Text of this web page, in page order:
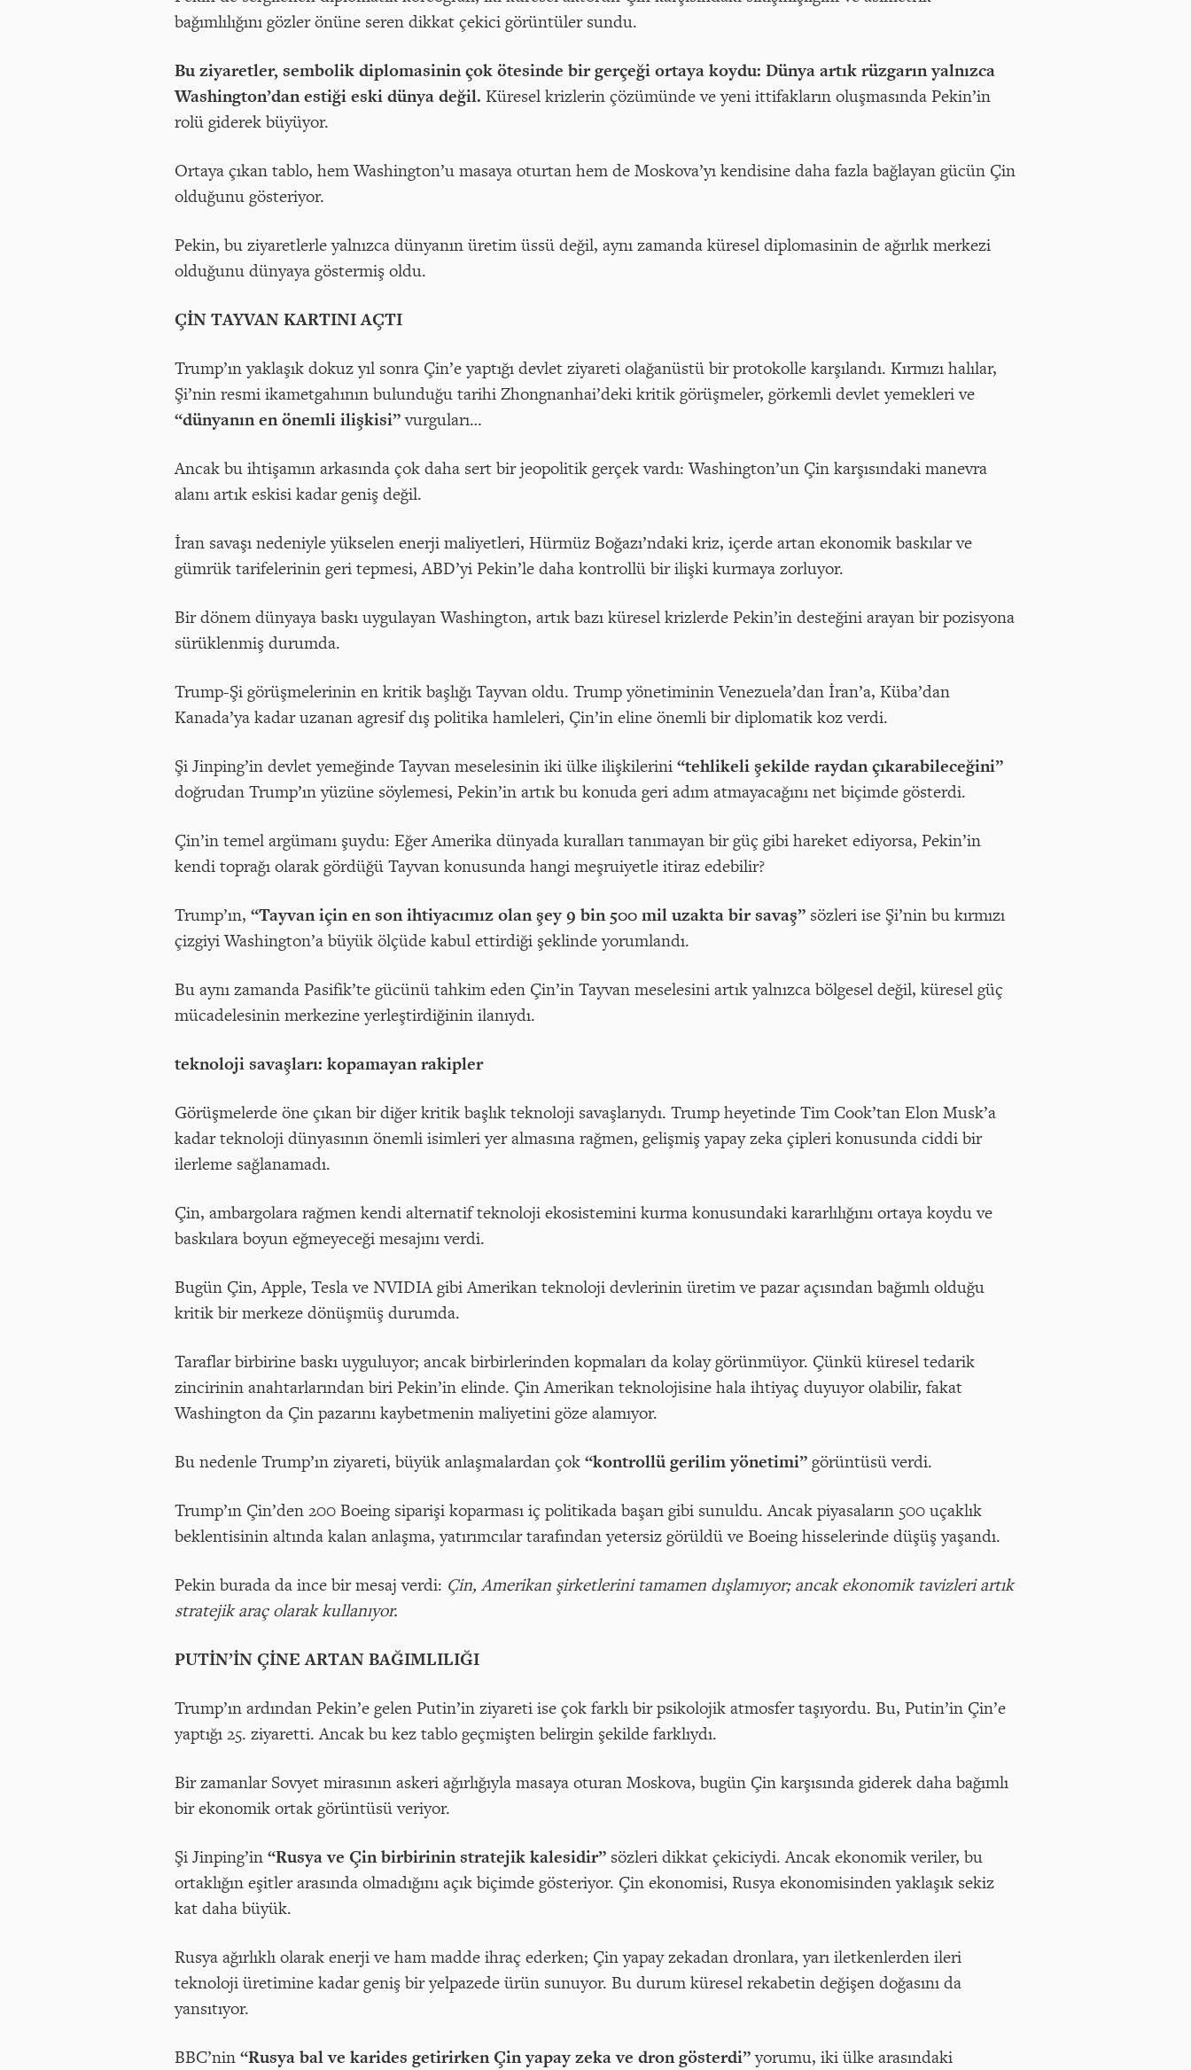
bağımlılığını gözler önüne seren dikkat çekici görüntüler sundu.
Bu ziyaretler, sembolik diplomasinin çok ötesinde bir gerçeği ortaya koydu: Dünya artık rüzgarın yalnızca
Washington’dan estiği eski dünya değil. Küresel krizlerin çözümünde ve yeni ittifakların oluşmasında Pekin’in
rolü giderek büyüyor.
Ortaya çıkan tablo, hem Washington’u masaya oturtan hem de Moskova’yı kendisine daha fazla bağlayan gücün Çin
olduğunu gösteriyor.
Pekin, bu ziyaretlerle yalnızca dünyanın üretim üssü değil, aynı zamanda küresel diplomasinin de ağırlık merkezi
olduğunu dünyaya göstermiş oldu.
ÇİN TAYVAN KARTINI AÇTI
Trump’ın yaklaşık dokuz yıl sonra Çin’e yaptığı devlet ziyareti olağanüstü bir protokolle karşılandı. Kırmızı halılar,
Şi’nin resmi ikametgahının bulunduğu tarihi Zhongnanhai’deki kritik görüşmeler, görkemli devlet yemekleri ve
“dünyanın en önemli ilişkisi”vurguları…
Ancak bu ihtişamın arkasında çok daha sert bir jeopolitik gerçek vardı: Washington’un Çin karşısındaki manevra
alanı artık eskisi kadar geniş değil.
İran savaşı nedeniyle yükselen enerji maliyetleri, Hürmüz Boğazı’ndaki kriz, içerde artan ekonomik baskılar ve
gümrük tarifelerinin geri tepmesi, ABD’yi Pekin’le daha kontrollü bir ilişki kurmaya zorluyor.
Bir dönem dünyaya baskı uygulayan Washington, artık bazı küresel krizlerde Pekin’in desteğini arayan bir pozisyona
sürüklenmiş durumda.
Trump-Şi görüşmelerinin en kritik başlığı Tayvan oldu. Trump yönetiminin Venezuela’dan İran’a, Küba’dan
Kanada’ya kadar uzanan agresif dış politika hamleleri, Çin’in eline önemli bir diplomatik koz verdi.
Şi Jinping’in devlet yemeğinde Tayvan meselesinin iki ülke ilişkilerini“tehlikeli şekilde raydan çıkarabileceğini”
doğrudan Trump’ın yüzüne söylemesi, Pekin’in artık bu konuda geri adım atmayacağını net biçimde gösterdi.
Çin’in temel argümanı şuydu: Eğer Amerika dünyada kuralları tanımayan bir güç gibi hareket ediyorsa, Pekin’in
kendi toprağı olarak gördüğü Tayvan konusunda hangi meşruiyetle itiraz edebilir?
Trump’ın, “Tayvan için en son ihtiyacımız olan şey 9 bin 500 mil uzakta bir savaş” sözleri ise Şi’nin bu kırmızı
çizgiyi Washington’a büyük ölçüde kabul ettirdiği şeklinde yorumlandı.
Bu aynı zamanda Pasifik’te gücünü tahkim eden Çin’in Tayvan meselesini artık yalnızca bölgesel değil, küresel güç
mücadelesinin merkezine yerleştirdiğinin ilanıydı.
teknoloji savaşları: kopamayan rakipler
Görüşmelerde öne çıkan bir diğer kritik başlık teknoloji savaşlarıydı. Trump heyetinde Tim Cook’tan Elon Musk’a
kadar teknoloji dünyasının önemli isimleri yer almasına rağmen, gelişmiş yapay zeka çipleri konusunda ciddi bir
ilerleme sağlanamadı.
Çin, ambargolara rağmen kendi alternatif teknoloji ekosistemini kurma konusundaki kararlılığını ortaya koydu ve
baskılara boyun eğmeyeceği mesajını verdi.
Bugün Çin, Apple, Tesla ve NVIDIA gibi Amerikan teknoloji devlerinin üretim ve pazar açısından bağımlı olduğu
kritik bir merkeze dönüşmüş durumda.
Taraflar birbirine baskı uyguluyor; ancak birbirlerinden kopmaları da kolay görünmüyor. Çünkü küresel tedarik
zincirinin anahtarlarından biri Pekin’in elinde. Çin Amerikan teknolojisine hala ihtiyaç duyuyor olabilir, fakat
Washington da Çin pazarını kaybetmenin maliyetini göze alamıyor.
Bu nedenle Trump’ın ziyareti, büyük anlaşmalardan çok“kontrollü gerilim yönetimi”görüntüsü verdi.
Trump’ın Çin’den 200 Boeing siparişi koparması iç politikada başarı gibi sunuldu. Ancak piyasaların 500 uçaklık
beklentisinin altında kalan anlaşma, yatırımcılar tarafından yetersiz görüldü ve Boeing hisselerinde düşüş yaşandı.
Pekin burada da ince bir mesaj verdi: Çin, Amerikan şirketlerini tamamen dışlamıyor; ancak ekonomik tavizleri artık
stratejik araç olarak kullanıyor.
PUTİN’İN ÇİNE ARTAN BAĞIMLILIĞI
Trump’ın ardından Pekin’e gelen Putin’in ziyareti ise çok farklı bir psikolojik atmosfer taşıyordu. Bu, Putin’in Çin’e
yaptığı 25. ziyaretti. Ancak bu kez tablo geçmişten belirgin şekilde farklıydı.
Bir zamanlar Sovyet mirasının askeri ağırlığıyla masaya oturan Moskova, bugün Çin karşısında giderek daha bağımlı
bir ekonomik ortak görüntüsü veriyor.
Şi Jinping’in“Rusya ve Çin birbirinin stratejik kalesidir” sözleri dikkat çekiciydi. Ancak ekonomik veriler, bu
ortaklığın eşitler arasında olmadığını açık biçimde gösteriyor. Çin ekonomisi, Rusya ekonomisinden yaklaşık sekiz
kat daha büyük.
Rusya ağırlıklı olarak enerji ve ham madde ihraç ederken; Çin yapay zekadan dronlara, yarı iletkenlerden ileri
teknoloji üretimine kadar geniş bir yelpazede ürün sunuyor. Bu durum küresel rekabetin değişen doğasını da
yansıtıyor.
BBC’nin“Rusya bal ve karides getirirken Çin yapay zeka ve dron gösterdi”yorumu, iki ülke arasındaki